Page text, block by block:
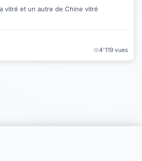
vitré et un autre de Chine vitré
4'119 vues